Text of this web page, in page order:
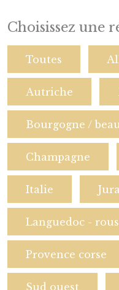
Choisissez une
Toutes
Autriche
Bourgogne /
Champagne
Italie
Languedoc -
Provence corse
Sud ouest